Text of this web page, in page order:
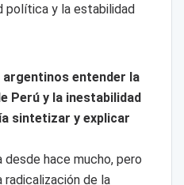
política y la estabilidad
argentinos entender la
Perú y la inestabilidad
sintetizar y explicar
desde hace mucho, pero
radicalización de la